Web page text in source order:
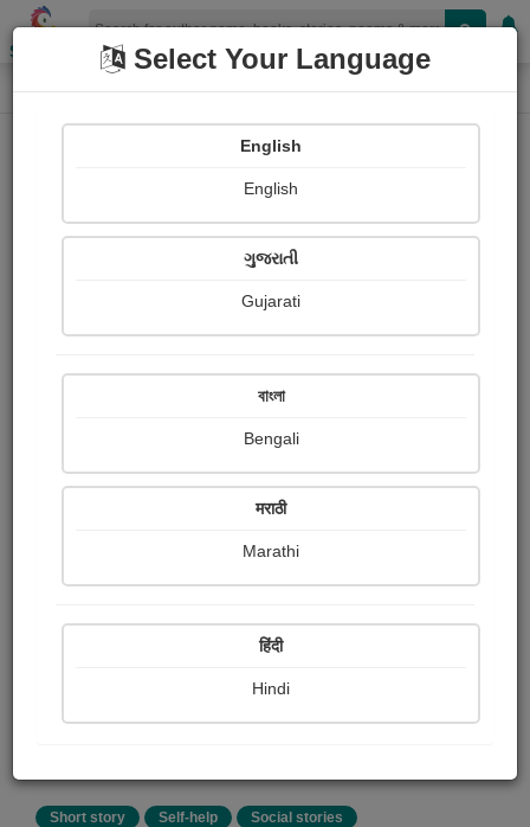
Shopizen
Home Book Details
નવરસ ટૂંકીવાર્તા સ્પર્ધા Story Winner - 4
ગિરીશ મેઘાણી
શાંત રસથી તરબતર આ વાર્તા, શાંતિપૂર્ણ વાતાવરણમાં વાંચીને,
શાંતિપૂર્વક પ્રતિભાવ આપવા વિનંતી. આભાર. ગિરીશ ભવાનજી
Short story Self-help Social stories
Select Your Language
English
English
ગુજરાતી
Gujarati
বাংলা
Bengali
मराठी
Marathi
हिंदी
Hindi